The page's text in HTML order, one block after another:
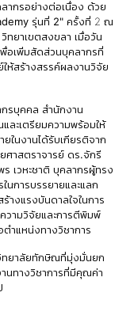
กรอย่างต่อเนื่อง ด้วย
รุ่นที่ 2" ครั้งที่ 2 ณ
ยาเขตสงขลา เมื่อวัน
อเพิ่มสัดส่วนบุคลากรที่
ให้สร้างสรรค์ผลงานวิจัย
รบุคคล สำนักงาน
ละเตรียมความพร้อมให้
ในงานได้รับเกียรติจาก
ศาสตราจารย์ ดร.จักรี
เวหะชาติ บุคลากรผู้ทรง
การบรรยายและแลก
างแรงบันดาลใจในการ
วามวิจัยและการตีพิมพ์
ตำแหน่งทางวิชาการ
ทยาลัยทักษิณที่มุ่งมั่นยก
นทางวิชาการที่มีคุณค่า